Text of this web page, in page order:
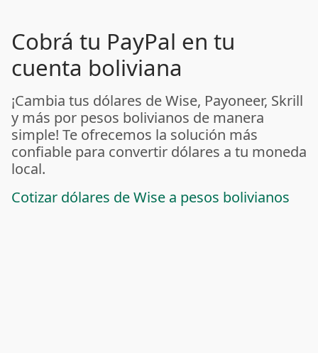
Cobrá tu PayPal en tu
cuenta boliviana
¡Cambia tus dólares de Wise, Payoneer, Skrill
y más por pesos bolivianos de manera
simple! Te ofrecemos la solución más
confiable para convertir dólares a tu moneda
local.
Cotizar dólares de Wise a pesos bolivianos